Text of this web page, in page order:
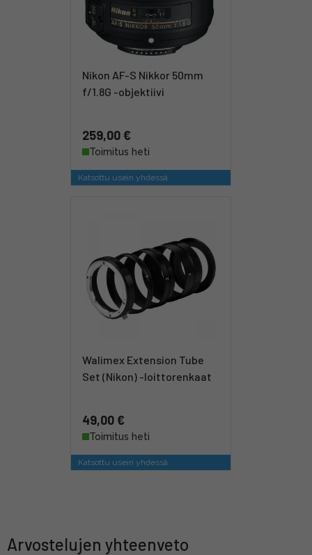
Nikon AF-S Nikkor 50mm
f/1.8G -objektiivi
259,00 €
Toimitus heti
Katsottu usein yhdessä
Walimex Extension Tube
Set (Nikon) -loittorenkaat
49,00 €
Toimitus heti
Katsottu usein yhdessä
Arvostelujen yhteenveto